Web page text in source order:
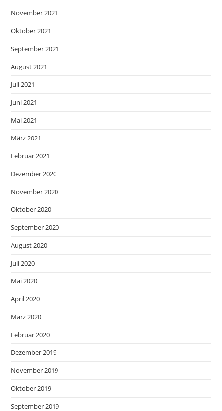
November 2021
Oktober 2021
September 2021
August 2021
Juli 2021
Juni 2021
Mai 2021
März 2021
Februar 2021
Dezember 2020
November 2020
Oktober 2020
September 2020
August 2020
Juli 2020
Mai 2020
April 2020
März 2020
Februar 2020
Dezember 2019
November 2019
Oktober 2019
September 2019